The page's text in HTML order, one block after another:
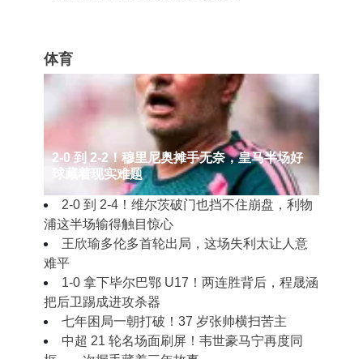
体育
2‑0 到 2‑2！穆里尼奥摊手无奈，皇马半场好
球藏着现实难题
2‑0 到 2‑4！维尔茨破门也挡不住崩盘，利物
浦这半场输得触目惊心
王欣瑜多伦多首轮出局，这场失利太让人意
难平
1‑0 拿下毕尔巴鄂 U17！两连胜背后，程晟涵
把后卫踢成进攻杀器
七年困局一朝打破！37 岁张帅横扫苦主
中超 21 轮名场面刷屏！韦世豪马宁再度同